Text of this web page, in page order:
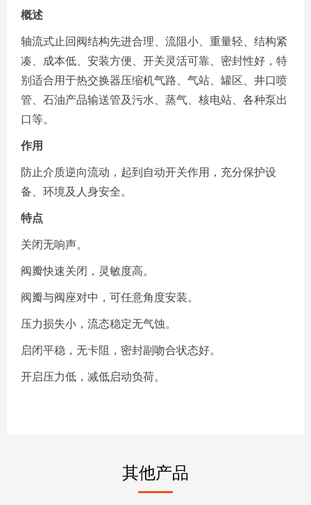
概述
轴流式止回阀结构先进合理、流阻小、重量轻、结构紧
凑、成本低、安装方便、开关灵活可靠、密封性好，特
别适合用于热交换器压缩机气路、气站、罐区、井口喷
管、石油产品输送管及污水、蒸气、核电站、各种泵出
口等。
作用
防止介质逆向流动，起到自动开关作用，充分保护设
备、环境及人身安全。
特点
关闭无响声。
阀瓣快速关闭，灵敏度高。
阀瓣与阀座对中，可任意角度安装。
压力损失小，流态稳定无气蚀。
启闭平稳，无卡阻，密封副吻合状态好。
开启压力低，减低启动负荷。
其他产品